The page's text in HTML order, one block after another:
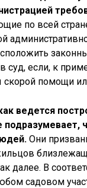
по всей
если, к
помощи
ведется
подразумевает,
Они
далее. В
садовом